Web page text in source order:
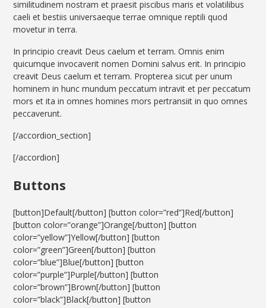
similitudinem nostram et praesit piscibus maris et volatilibus
caeli et bestiis universaeque terrae omnique reptili quod
movetur in terra.
In principio creavit Deus caelum et terram. Omnis enim
quicumque invocaverit nomen Domini salvus erit. In principio
creavit Deus caelum et terram. Propterea sicut per unum
hominem in hunc mundum peccatum intravit et per peccatum
mors et ita in omnes homines mors pertransiit in quo omnes
peccaverunt.
[/accordion_section]
[/accordion]
Buttons
[button]Default[/button] [button color=”red”]Red[/button]
[button color=”orange”]Orange[/button] [button
color=”yellow”]Yellow[/button] [button
color=”green”]Green[/button] [button
color=”blue”]Blue[/button] [button
color=”purple”]Purple[/button] [button
color=”brown”]Brown[/button] [button
color=”black”]Black[/button] [button